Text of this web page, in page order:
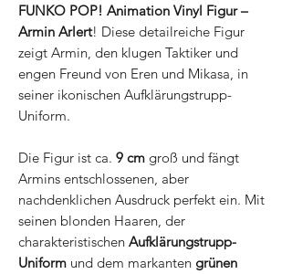
FUNKO POP! Animation Vinyl Figur –
Armin Arlert! Diese detailreiche Figur
zeigt Armin, den klugen Taktiker und
engen Freund von Eren und Mikasa, in
seiner ikonischen Aufklärungstrupp-
Uniform.
Die Figur ist ca. 9 cm groß und fängt
Armins entschlossenen, aber
nachdenklichen Ausdruck perfekt ein. Mit
seinen blonden Haaren, der
charakteristischen Aufklärungstrupp-
Uniform und dem markanten grünen